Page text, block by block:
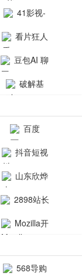
画-官网
动漫综合
41影视-
聚合最近好
看的电视剧
最新电影网
站-41影视为
成全短剧电
视剧、电视
剧大全、好
看的电视
剧、最新的
电影在线观
看，神马影
最新好看的
看片狂人
- 高清视频资
源免费在线
观看
豆包AI 聊
天智能对话
网页版入口
破解基
整合当前互
联网最新最
全最优质的
软件免费下
载、资源免
费共享、技
术教程学习
台！整合破
百度
抖音短视
频
山东欣烨
化工有限公
2898站长
资源平台
Mozilla开
568导购